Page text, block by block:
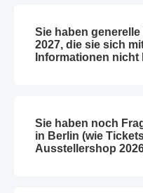
Sie haben
2027, die sie sich
Informationen nicht
Sie haben noch
in Berlin (wie
Ausstellershop